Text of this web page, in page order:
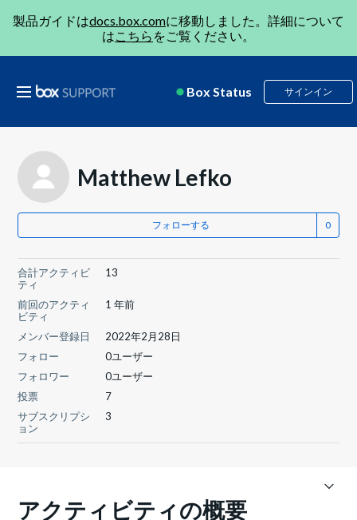
製品ガイドはdocs.box.comに移動しました。詳細について
はこちら をご覧ください。
Box Status サインイン
Matthew Lefko
フォローする
合計アクティビ
ティ
13
前回のアクティ
ビティ
1 年前
メンバー登録日
2022年2月28日
フォロー
0ユーザー
フォロワー
0ユーザー
投票
7
サブスクリプシ
ョン
3
アクティビティの概要